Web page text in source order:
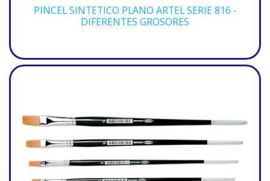
PINCEL SINTETICO PLANO ARTEL SERIE 816 -
DIFERENTES GROSORES